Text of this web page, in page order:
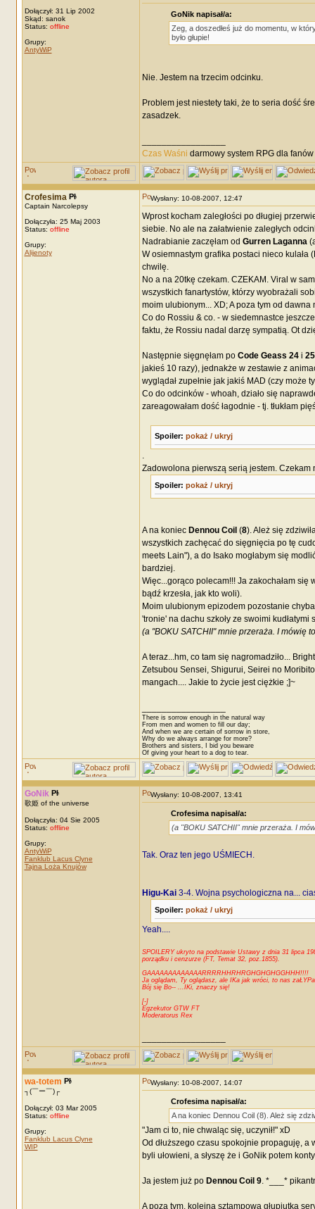
Dołączył: 31 Lip 2002
Skąd: sanok
Status: offline
Grupy:
AntyWiP
GoNik napisał/a:
Zeg, a doszedłeś już do momentu, w
było głupie!
Nie. Jestem na trzecim odcinku.
Problem jest niestety taki, że to seria dość
zasadzek.
Czas Waśni darmowy system RPG dla
Crofesima
Captain Narcolepsy
Dołączyła: 25 Maj 2003
Status: offline
Grupy:
Alijenoty
Wysłany: 10-08-2007, 12:47
Wprost kocham zaległości po długiej
siebie. No ale na załatwienie zaległych
Nadrabianie zaczęłam od Gurren Laganna
W osiemnastym grafika postaci nieco kulała
chwilę.
No a na 20tkę czekam. CZEKAM. Viral w
wszystkich fanartystów, którzy wyobrażali
moim ulubionym... XD; A poza tym od
Co do Rossiu & co. - w siedemnastce
faktu, że Rossiu nadal darzę sympatią. Ot
Następnie sięgnęłam po Code Geass 24 i 25
jakieś 10 razy), jednakże w zestawie z
wyglądał zupełnie jak jakiś MAD (czy może
Co do odcinków - whoah, działo się
zareagowałam dość łagodnie - tj. tłukłam
Spoiler: pokaż / ukryj
.
Zadowolona pierwszą serią jestem. Czekam
Spoiler: pokaż / ukryj
A na koniec Dennou Coil (8). Ależ się
wszystkich zachęcać do sięgnięcia po tę
meets Lain"), a do Isako mogłabym się
bardziej.
Więc...gorąco polecam!!! Ja zakochałam
bądź krzesła, jak kto woli).
Moim ulubionym epizodem pozostanie
'tronie' na dachu szkoły ze swoimi kudłatymi
(a "BOKU SATCHII" mnie przeraża. I mówię
A teraz...hm, co tam się nagromadziło...
Zetsubou Sensei, Shigurui, Seirei no
mangach.... Jakie to życie jest ciężkie ;]~
There is sorrow enough in the natural way
From men and women to fill our day;
And when we are certain of sorrow in store,
Why do we always arrange for more?
Brothers and sisters, I bid you beware
Of giving your heart to a dog to tear.
GoNik
歌姫 of the universe
Dołączyła: 04 Sie 2005
Status: offline
Grupy:
AntyWiP
Fanklub Lacus Clyne
Tajna Loża Knujów
Wysłany: 10-08-2007, 13:41
Crofesima napisał/a:
(a "BOKU SATCHII" mnie przeraża. I
Tak. Oraz ten jego UŚMIECH.
Higu-Kai3-4. Wojna psychologiczna na...
Spoiler: pokaż / ukryj
Yeah....
SPOILERY ukryto na podstawie Ustawy z dnia 31 lipca
porządku i cenzurze (FT, Temat 32, poz.1855).
GAAAAAAAAAAAAARRRRHHRHRGHGHGHGGHHH!!!!
Ja oglądam, Ty oglądasz, ale IKa jak wróci, to nas
Bój się Bo-- ...IKi, znaczy się!
[-]
Egzekutor GTW FT
Moderatorus Rex
wa-totem
┐(￣ー￣)┌
Dołączył: 03 Mar 2005
Status: offline
Grupy:
Fanklub Lacus Clyne
WIP
Wysłany: 10-08-2007, 14:07
Crofesima napisał/a:
A na koniec Dennou Coil (8). Ależ się
"Jam ci to, nie chwaląc się, uczynił!" xD
Od dłuższego czasu spokojnie propaguję, a
byli ułowieni, a słyszę że i GoNik potem
Ja jestem już po Dennou Coil 9. *___*
A poza tym, kolejna sztampowa głupiutka